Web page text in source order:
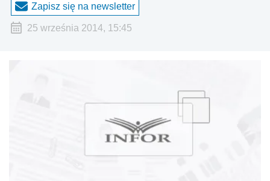
Zapisz się na newsletter
25 września 2014, 15:45